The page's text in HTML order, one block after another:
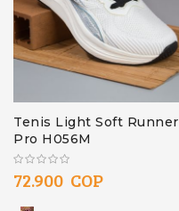
Tenis Light Soft Runner
Pro H056M
72.900 COP